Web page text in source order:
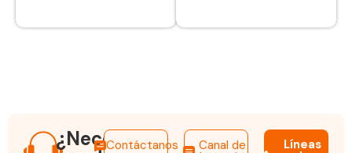
¿Necesitas
Contáctanos Canal de Líneas